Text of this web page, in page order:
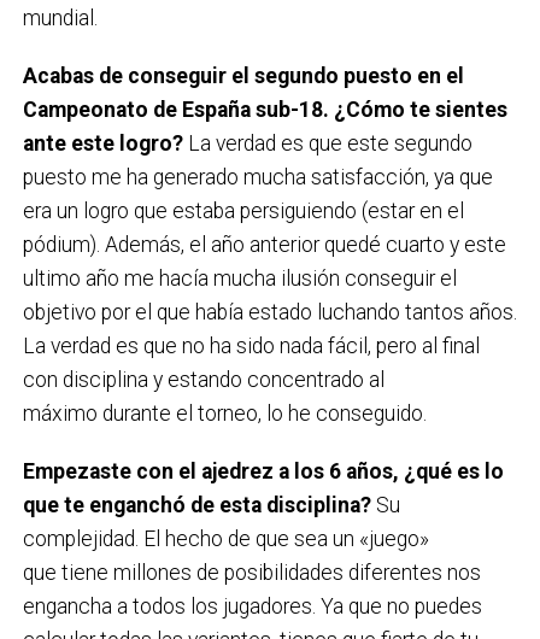
mundial.
Acabas de conseguir el segundo puesto en el
Campeonato de España sub-18. ¿Cómo te sientes
ante este logro?La verdad es que este segundo
puesto me ha generado mucha satisfacción, ya que
era un logro que estaba persiguiendo (estar en el
pódium). Además, el año anterior quedé cuarto y este
ultimo año me hacía mucha ilusión conseguir el
objetivo por el que había estado luchando tantos años.
La verdad es que no ha sido nada fácil, pero al final
con disciplina y estando concentrado al
máximo durante el torneo, lo he conseguido.
Empezaste con el ajedrez a los 6 años, ¿qué es lo
que te enganchó de esta disciplina?Su
complejidad. El hecho de que sea un «juego»
que tiene millones de posibilidades diferentes nos
engancha a todos los jugadores. Ya que no puedes